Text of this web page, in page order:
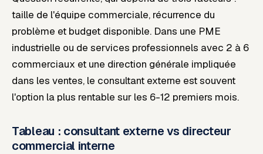
taille de l'équipe commerciale, récurrence du
problème et budget disponible. Dans une PME
industrielle ou de services professionnels avec 2 à 6
commerciaux et une direction générale impliquée
dans les ventes, le consultant externe est souvent
l'option la plus rentable sur les 6-12 premiers mois.
Tableau : consultant externe vs directeur
commercial interne